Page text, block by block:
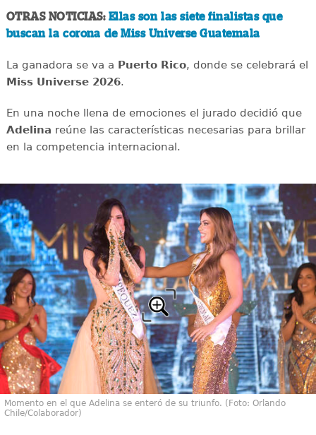
OTRAS NOTICIAS: Ellas son las siete finalistas que
buscan la corona de Miss Universe Guatemala
La ganadora se va a Puerto Rico, donde se celebrará el
Miss Universe 2026.
En una noche llena de emociones el jurado decidió que
Adelina reúne las características necesarias para brillar
en la competencia internacional.
Momento en el que Adelina se enteró de su triunfo. (Foto: Orlando
Chile/Colaborador)